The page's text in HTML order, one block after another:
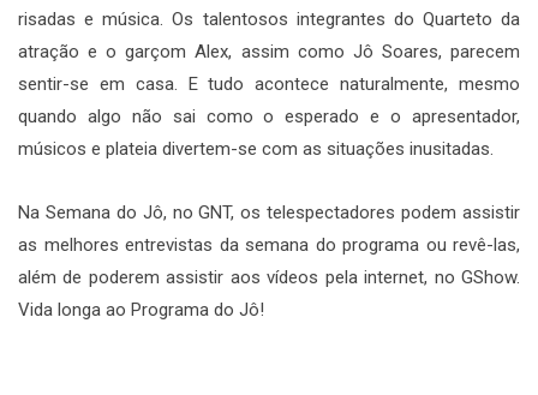
risadas e música. Os talentosos integrantes do Quarteto da
atração e o garçom Alex, assim como Jô Soares, parecem
sentir-se em casa. E tudo acontece naturalmente, mesmo
quando algo não sai como o esperado e o apresentador,
músicos e plateia divertem-se com as situações inusitadas.
Na Semana do Jô, no GNT, os telespectadores podem assistir
as melhores entrevistas da semana do programa ou revê-las,
além de poderem assistir aos vídeos pela internet, no GShow.
Vida longa ao Programa do Jô!